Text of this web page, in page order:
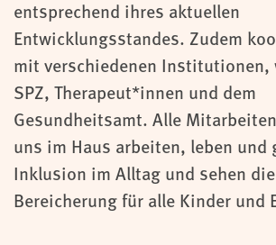
entsprechend ihres aktuellen
Entwicklungsstandes. Zudem
mit verschiedenen Institutionen,
SPZ, Therapeut*innen und dem
Gesundheitsamt. Alle
uns im Haus arbeiten, leben und
Inklusion im Alltag und sehen
Bereicherung für alle Kinder und